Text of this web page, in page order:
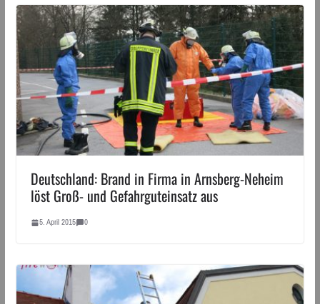
Deutschland: Brand in Firma in Arnsberg-Neheim
löst Groß- und Gefahrguteinsatz aus
5. April 2015 0